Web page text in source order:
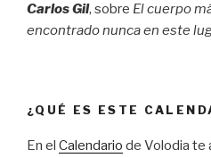
Carlos Gil, sobre El cuerpo
encontrado nunca en este
¿QUÉ ES ESTE
En el Calendario de Volodia te